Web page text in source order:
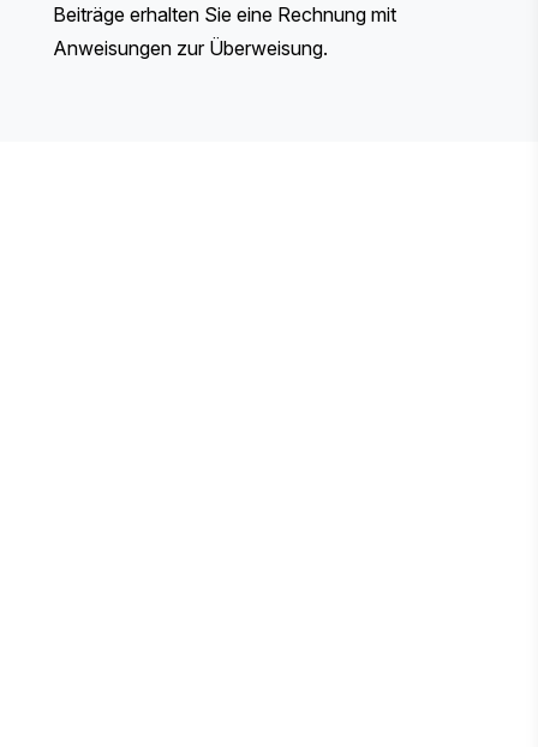
Beiträge erhalten Sie eine Rechnung mit
Anweisungen zur Überweisung.